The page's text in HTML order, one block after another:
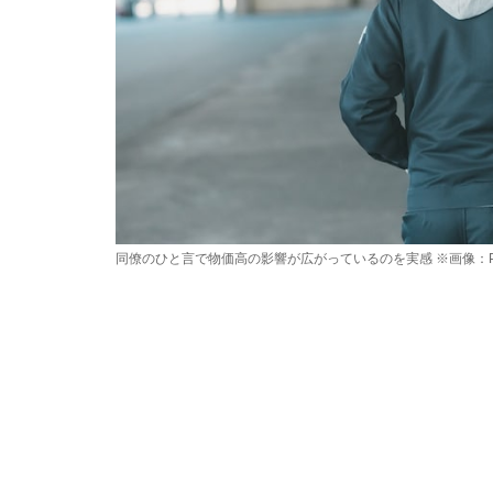
同僚のひと言で物価高の影響が広がっているのを実感 ※画像：